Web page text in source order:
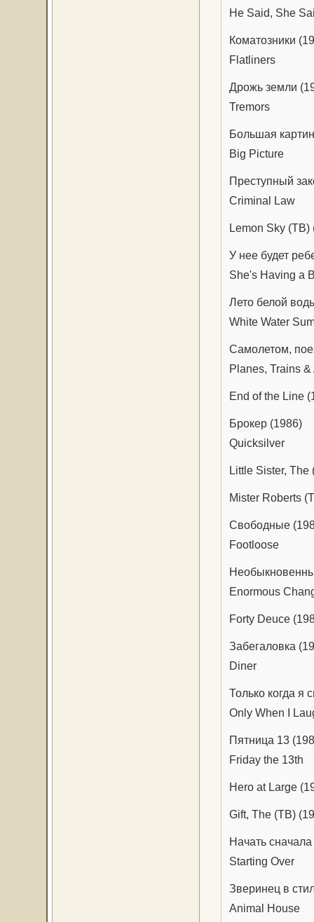
He Said, She
Коматозники
Flatliners
Дрожь земли
Tremors
Большая
Big Picture
Преступный
Criminal Law
Lemon Sky (ТВ)
У нее будет
She's Having a
Лето белой
White Water
Самолетом,
Planes, Trains
End of the Line
Брокер (1986)
Quicksilver
Little Sister,
Mister Roberts
Свободные
Footloose
Enormous
Forty Deuce
Забегаловка
Diner
Только когда я
Only When I
Пятница 13
Friday the 13th
Hero at Large
Gift, The (ТВ)
Начать
Starting Over
Зверинец в
Animal House